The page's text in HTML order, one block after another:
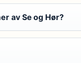
av Se og Hør?